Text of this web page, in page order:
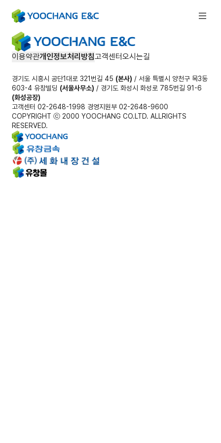
이용약관개인정보처리방침고객센터오시는길
경기도 시흥시 공단1대로 321번길 45 (본사) / 서울 특별시 양천구 목3동
603-4 유창빌딩 (서울사무소) / 경기도 화성시 화성로 785번길 91-6
(화성공장)
고객센터 02-2648-1998 경영지원부 02-2648-9600
COPYRIGHT ⓒ 2000 YOOCHANG CO.LTD. ALLRIGHTS
RESERVED.